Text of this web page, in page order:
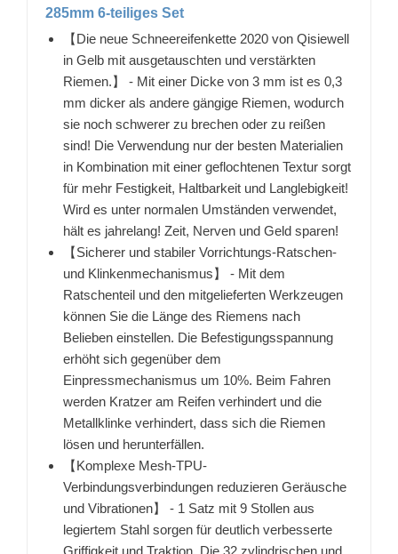
285mm 6-teiliges Set
【Die neue Schneereifenkette 2020 von Qisiewell
in Gelb mit ausgetauschten und verstärkten
Riemen.】 - Mit einer Dicke von 3 mm ist es 0,3
mm dicker als andere gängige Riemen, wodurch
sie noch schwerer zu brechen oder zu reißen
sind! Die Verwendung nur der besten Materialien
in Kombination mit einer geflochtenen Textur sorgt
für mehr Festigkeit, Haltbarkeit und Langlebigkeit!
Wird es unter normalen Umständen verwendet,
hält es jahrelang! Zeit, Nerven und Geld sparen!
【Sicherer und stabiler Vorrichtungs-Ratschen-
und Klinkenmechanismus】 - Mit dem
Ratschenteil und den mitgelieferten Werkzeugen
können Sie die Länge des Riemens nach
Belieben einstellen. Die Befestigungsspannung
erhöht sich gegenüber dem
Einpressmechanismus um 10%. Beim Fahren
werden Kratzer am Reifen verhindert und die
Metallklinke verhindert, dass sich die Riemen
lösen und herunterfällen.
【Komplexe Mesh-TPU-
Verbindungsverbindungen reduzieren Geräusche
und Vibrationen】 - 1 Satz mit 9 Stollen aus
legiertem Stahl sorgen für deutlich verbesserte